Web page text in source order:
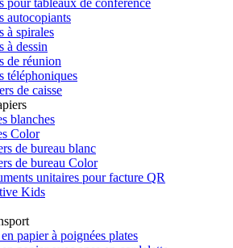
pour tableaux de conférence
autocopiants
à spirales
à dessin
de réunion
téléphoniques
de caisse
blanches
Color
de bureau blanc
de bureau Color
unitaires pour facture QR
Kids
en papier à poignées plates